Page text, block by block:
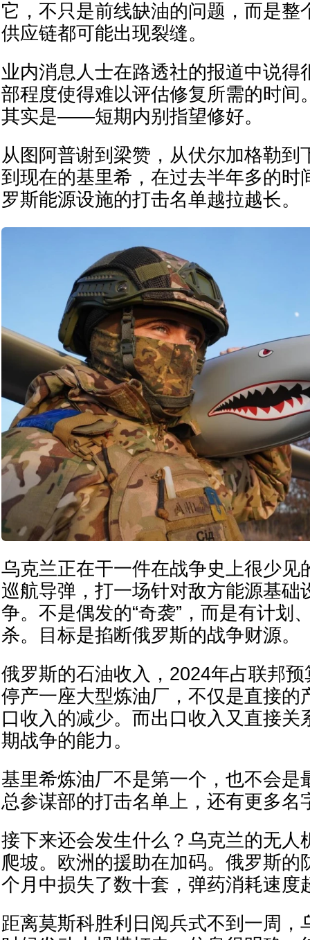
它，不只是前线缺油的问题，而是整
供应链都可能出现裂缝。
业内消息人士在路透社的报道中说得
部程度使得难以评估修复所需的时间
其实是——短期内别指望修好。
从图阿普谢到梁赞，从伏尔加格勒到
到现在的基里希，在过去半年多的时
罗斯能源设施的打击名单越拉越长。
乌克兰正在干一件在战争史上很少见
巡航导弹，打一场针对敌方能源基础
争。不是偶发的“奇袭”，而是有计划
杀。目标是掐断俄罗斯的战争财源。
俄罗斯的石油收入，2024年占联邦
停产一座大型炼油厂，不仅是直接的
口收入的减少。而出口收入又直接关
期战争的能力。
基里希炼油厂不是第一个，也不会是
总参谋部的打击名单上，还有更多名
接下来还会发生什么？乌克兰的无人
爬坡。欧洲的援助在加码。俄罗斯的
个月中损失了数十套，弹药消耗速度
距离莫斯科胜利日阅兵式不到一周，